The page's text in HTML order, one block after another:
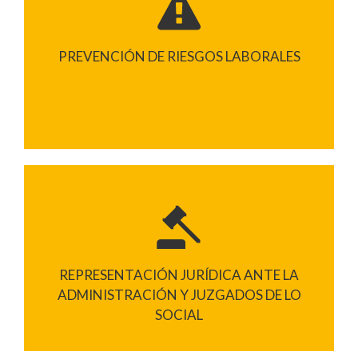
PREVENCIÓN DE RIESGOS LABORALES
REPRESENTACIÓN JURÍDICA ANTE LA
ADMINISTRACIÓN Y JUZGADOS DE LO
SOCIAL